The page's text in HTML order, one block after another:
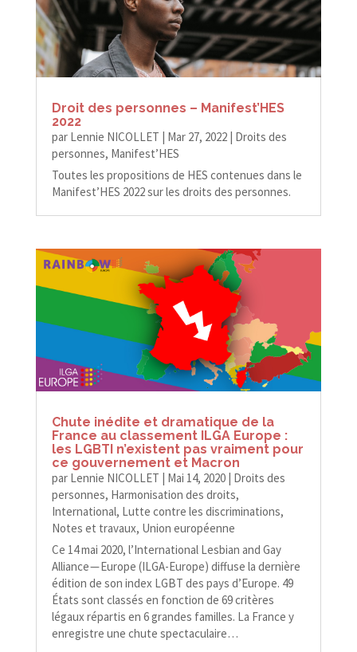
Droit des personnes – Manifest’HES
2022
par Lennie NICOLLET | Mar 27, 2022| Droits des
personnes, Manifest’HES
Toutes les propositions de HES contenues dans le
Manifest’HES 2022 sur les droits des personnes.
Chute inédite et dramatique de la
France au classement ILGA Europe :
les LGBTI n’existent pas vraiment pour
ce gouvernement et Macron
par Lennie NICOLLET | Mai 14, 2020| Droits des
personnes, Harmonisation des droits,
International, Lutte contre les discriminations,
Notes et travaux, Union européenne
Ce 14 mai 2020, l’International Lesbian and Gay
Alliance — Europe (ILGA-​​Europe) diffuse la dernière
édition de son index LGBT des pays d’Europe. 49
États sont classés en fonction de 69 critères
légaux répartis en 6 grandes familles. La France y
enregistre une chute spectaculaire…